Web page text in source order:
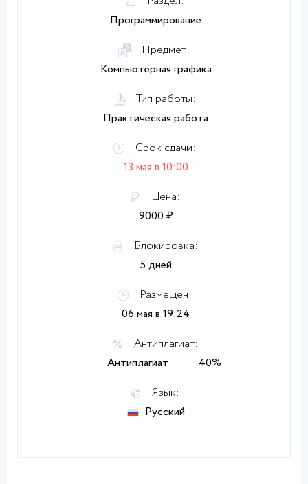
Программирование
Предмет:
Компьютерная графика
Тип работы:
Практическая работа
Срок сдачи:
13 мая в 10:00
Цена:
9000 ₽
Блокировка:
5 дней
Размещен:
06 мая в 19:24
Антиплагиат:
Антиплагиат
40%
Язык:
Русский